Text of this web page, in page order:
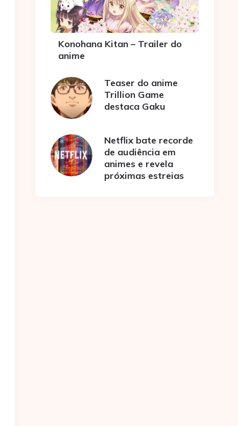
Konohana Kitan – Trailer do
anime
Teaser do anime
Trillion Game
destaca Gaku
Netflix bate recorde
de audiência em
animes e revela
próximas estreias